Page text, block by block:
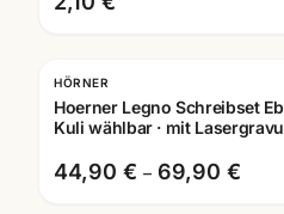
HÖRNER
Hoerner Legno Schreibset
Kuli wählbar · mit
44,90 € – 69,90 €